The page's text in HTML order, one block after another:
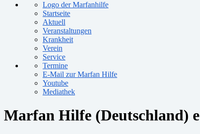
Logo der Marfanhilfe
Startseite
Aktuell
Veranstaltungen
Krankheit
Verein
Service
Termine
E-Mail zur Marfan Hilfe
Youtube
Mediathek
Marfan Hilfe (Deutschland)